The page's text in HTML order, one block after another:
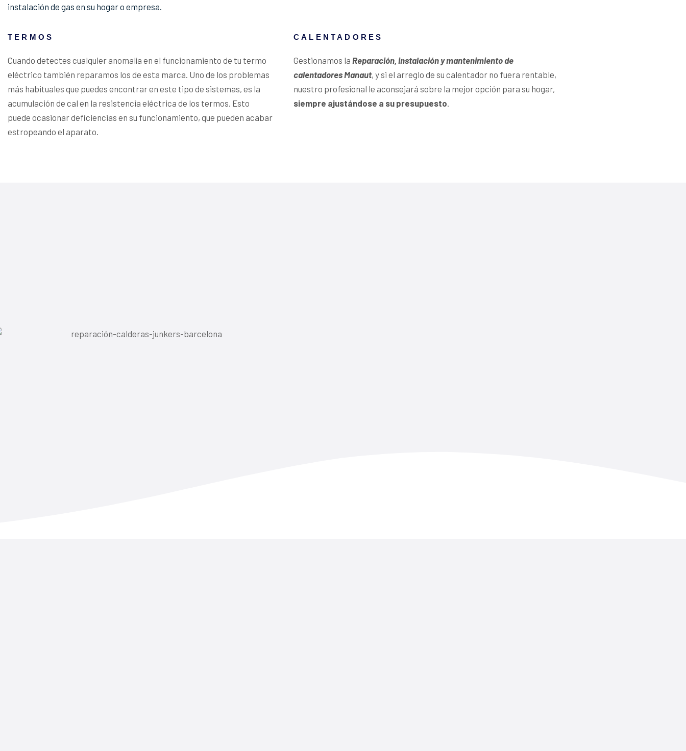
instalación de gas en su hogar o empresa.
TERMOS
Cuando detectes cualquier anomalía en el funcionamiento de tu termo
eléctrico también reparamos los de esta marca. Uno de los problemas
más habituales que puedes encontrar en este tipo de sistemas, es la
acumulación de cal en la resistencia eléctrica de los termos. Esto
puede ocasionar deficiencias en su funcionamiento, que pueden acabar
estropeando el aparato.
CALENTADORES
Gestionamos la Reparación, instalación y mantenimiento de
calentadores Manaut, y si el arreglo de su calentador no fuera rentable,
nuestro profesional le aconsejará sobre la mejor opción para su hogar,
siempre ajustándose a su presupuesto.